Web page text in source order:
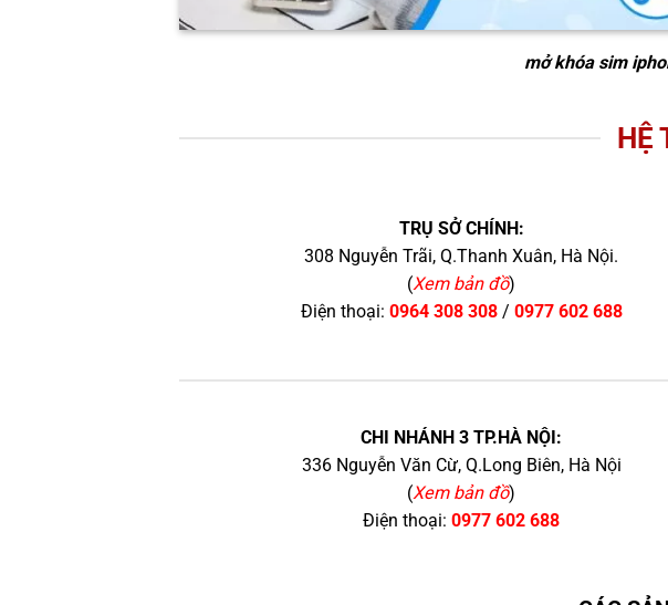
mở khóa sim
HỆ
TRỤ SỞ CHÍNH:
308 Nguyễn Trãi, Q.Thanh Xuân, Hà Nội.
(Xem bản đồ)
Điện thoại: 0964 308 308/ 0977 602 688
CHI NHÁNH 3 TP.HÀ NỘI:
336 Nguyễn Văn Cừ, Q.Long Biên, Hà Nội
(Xem bản đồ)
Điện thoại: 0977 602 688